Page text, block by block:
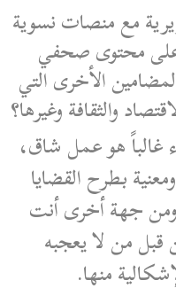
مع منصات نسوية
محتوى صحفي
الأخرى التي
والثقافة وغيرها؟
غالباً هو عمل شاق،
بطرح القضايا
جهة أخرى أنت
قبل من لا يعجبه
منها.